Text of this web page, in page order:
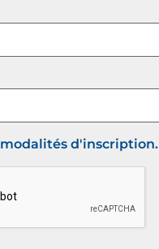
modalités d'inscription.